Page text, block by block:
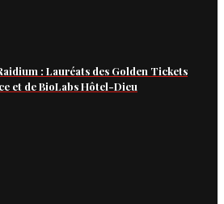
: Lauréats des Golden Tickets
et de BioLabs Hôtel-Dieu